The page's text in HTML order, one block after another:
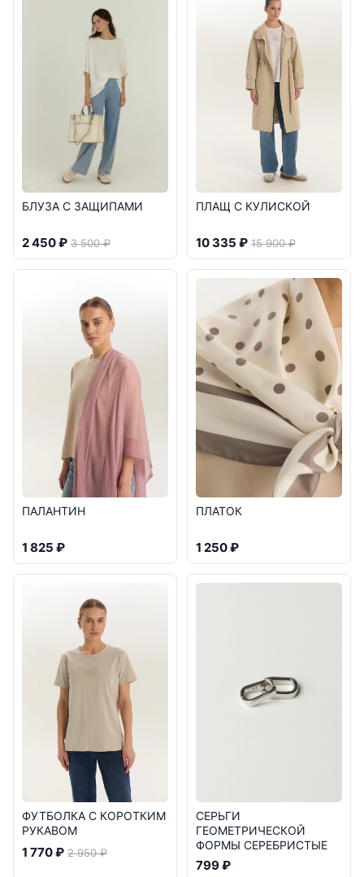
БЛУЗА С ЗАЩИПАМИ
2 450 ₽ 3 500 ₽
ПЛАЩ С КУЛИСКОЙ
10 335 ₽ 15 900 ₽
ПАЛАНТИН
1 825 ₽
ПЛАТОК
1 250 ₽
ФУТБОЛКА С КОРОТКИМ
РУКАВОМ
1 770 ₽ 2 950 ₽
СЕРЬГИ
ГЕОМЕТРИЧЕСКОЙ
ФОРМЫ СЕРЕБРИСТЫЕ
799 ₽